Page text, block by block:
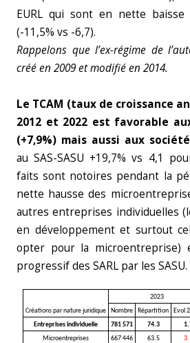
EURL qui sont en nette
(-11,5% vs -6,7).
Rappelons que l’ex-régime de
créé en 2009 et modifié en 2014.
Le TCAM (taux de croissance
2012 et 2022 est favorable
(+7,9%) mais aussi aux
au SAS-SASU +19,7% vs 4,1
faits sont notoires pendant la
nette hausse des
autres entreprises individuelles
en développement et surtout
opter pour la microentreprise)
progressif des SARL par les SASU.
Créations par nature juridique
2023
Nombre Répartition
Evol
Entreprises individuelle
781 571 74.3
Microentreprises
667 446 63.5